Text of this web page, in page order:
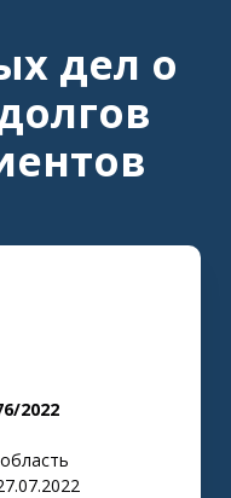
дел о
2022